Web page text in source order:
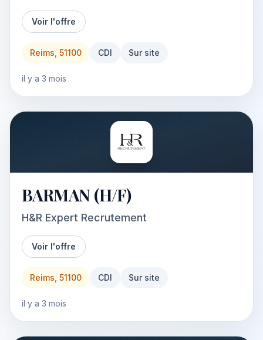
Voir l'offre
Reims, 51100 CDI Sur site
il y a 3 mois
BARMAN (H/F)
H&R Expert Recrutement
Voir l'offre
Reims, 51100 CDI Sur site
il y a 3 mois